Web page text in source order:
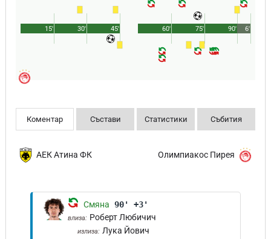
45'
15' 30' 90'
60' 75' 6'
Коментар Състави Статистики Събития
АЕК Атина ФК Олимпиакос Пирея
Смяна 90' +3'
влиза: Роберт Любичич
излиза: Лука Йович